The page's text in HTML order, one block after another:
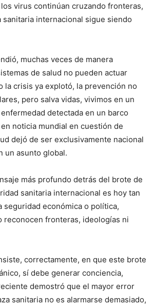
virus continúan cruzando fronteras,
sanitaria internacional sigue siendo
muchas veces de manera
de salud no pueden actuar
la crisis ya explotó, la prevención no
pero salva vidas, vivimos en un
detectada en un barco
noticia mundial en cuestión de
dejó de ser exclusivamente nacional
un asunto global.
más profundo detrás del brote de
sanitaria internacional es hoy tan
seguridad económica o política,
reconocen fronteras, ideologías ni
correctamente, en que este brote
sí debe generar conciencia,
demostró que el mayor error
sanitaria no es alarmarse demasiado,